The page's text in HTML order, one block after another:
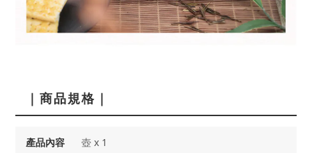
｜商品規格｜
產品內容 壺 x 1